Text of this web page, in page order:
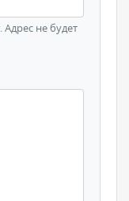
Адрес не будет